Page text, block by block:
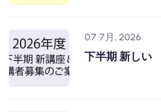
07 7月, 2026
下半期 新しい